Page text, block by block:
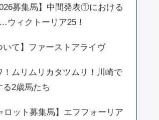
募集馬】中間発表①における
ウィクトーリア25！
いて】ファーストアライヴ
！ムリムリカタツムリ！川崎で
る2歳馬たち
ロット募集馬】エフフォーリア